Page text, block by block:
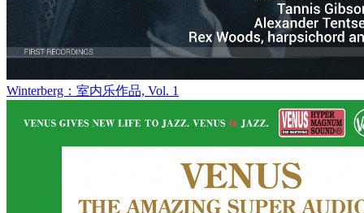
Winterberg：室内乐作品, Vol. 1